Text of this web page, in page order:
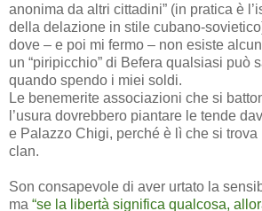
anonima da altri cittadini” (in pratica è
della delazione in stile cubano-
dove – e poi mi fermo – non esiste
un “piripicchio” di Befera qualsiasi può
quando spendo i miei soldi.
Le benemerite associazioni che si
l’usura dovrebbero piantare le tende
e Palazzo Chigi, perché è lì che si
clan.
Son consapevole di aver urtato la
ma “se la libertà significa qualcosa,